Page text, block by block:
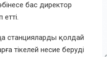
бас директор
станцияларды қолдай
тікелей несие беруді